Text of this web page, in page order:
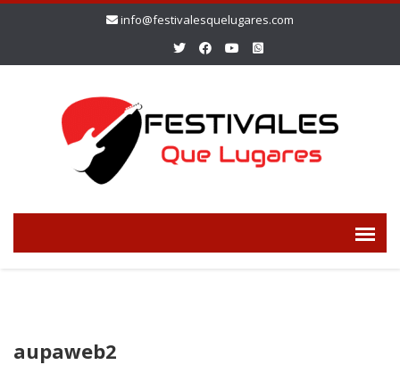
info@festivalesquelugares.com
aupaweb2